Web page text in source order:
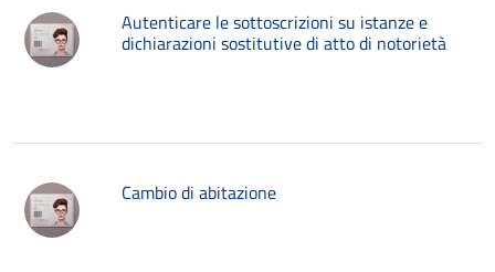
Autenticare le sottoscrizioni su istanze e
dichiarazioni sostitutive di atto di notorietà
Cambio di abitazione